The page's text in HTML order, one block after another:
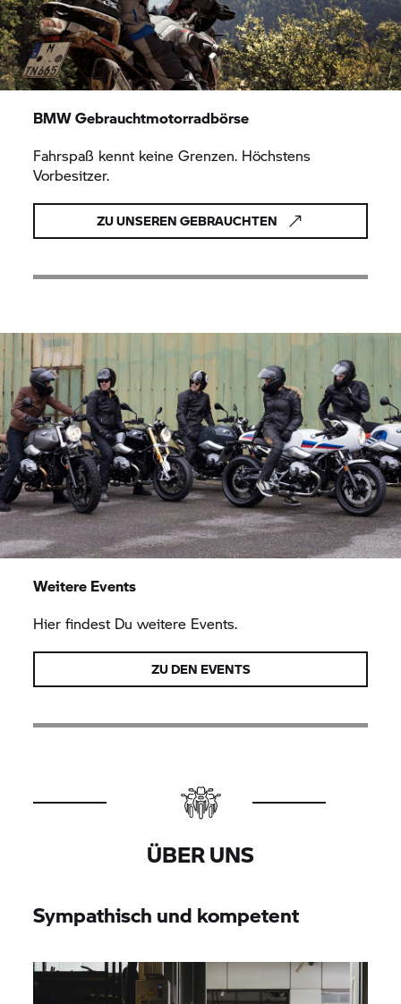
BMW Gebrauchtmotorradbörse
Fahrspaß kennt keine Grenzen. Höchstens
Vorbesitzer.
ZU UNSEREN GEBRAUCHTEN
Weitere Events
Hier findest Du weitere Events.
ZU DEN EVENTS
ÜBER UNS
Sympathisch und kompetent